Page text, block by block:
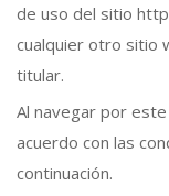
de uso del sitio
cualquier otro sitio
titular.
Al navegar por
acuerdo con las
continuación.